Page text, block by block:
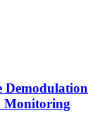
Demodulation
Monitoring